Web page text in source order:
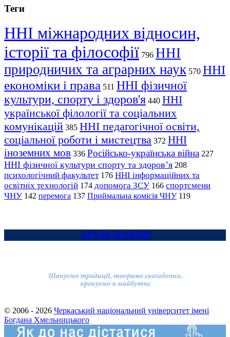
Теги
ННІ міжнародних відносин,
історії та філософії 796 ННІ
природничих та аграрних наук 570 ННІ
економіки і права 511 ННІ фізичної
культури, спорту і здоров'я 440 ННІ
української філології та соціальних
комунікацій 385 ННІ педагогічної освіти,
соціальної роботи і мистецтва 372 ННІ
іноземних мов 336 Російсько-українська війна 227
ННІ фізичної культури спорту та здоров’я 208
психологічний факультет 176 ННІ інформаційних та
освітніх технологій 174 допомога ЗСУ 166 спортсмени
ЧНУ 142 перемога 137 Приймальна комісія ЧНУ 119
АРХІВ НОВИН
© 2006 - 2026 Черкаський національний університет імені
Богдана Хмельницького